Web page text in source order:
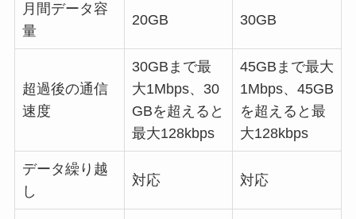
月間データ容
量
20GB 30GB
超過後の通信
速度
30GBまで最
大1Mbps、30
GBを超えると
最大128kbps
45GBまで最大
1Mbps、45GB
を超えると最
大128kbps
データ繰り越
し
対応 対応